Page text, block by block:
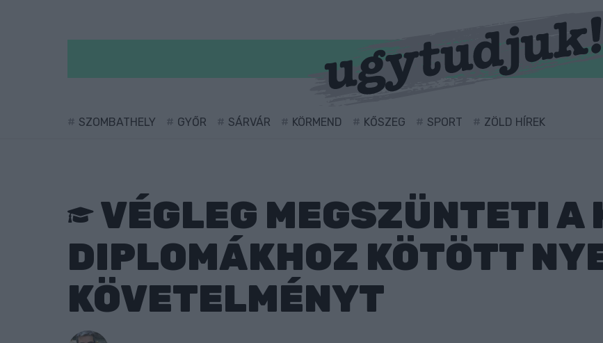
SZOMBATHELY GYŐR SÁRVÁR KÖRMEND KŐSZEG SPORT ZÖLD HÍREK
VÉGLEG MEGSZÜNTETI A
DIPLOMÁKHOZ KÖTÖTT
KÖVETELMÉNYT